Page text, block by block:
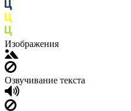
Изображения
Озвучивание текста